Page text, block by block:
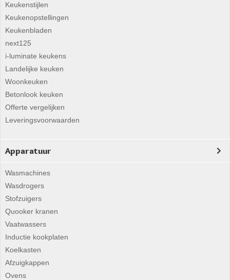
Keukenstijlen
Keukenopstellingen
Keukenbladen
next125
i-luminate keukens
Landelijke keuken
Woonkeuken
Betonlook keuken
Offerte vergelijken
Leveringsvoorwaarden
Apparatuur
Wasmachines
Wasdrogers
Stofzuigers
Quooker kranen
Vaatwassers
Inductie kookplaten
Koelkasten
Afzuigkappen
Ovens